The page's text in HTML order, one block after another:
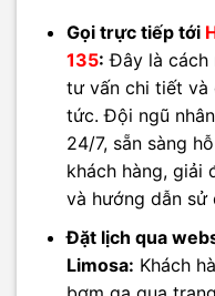
Gọi trực tiếp tới
135: Đây là cách
tư vấn chi tiết và
tức. Đội ngũ
24/7, sẵn sàng
khách hàng, giải
và hướng dẫn sử
Đặt lịch qua
Limosa: Khách